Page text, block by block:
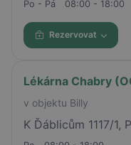
Po - Pá 08:00 - 18:00
Rezervovat
Lékárna Chabry
v objektu Billy
K Ďáblicům 1117/1,